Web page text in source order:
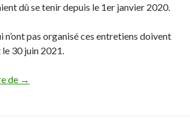
dû se tenir depuis le 1er janvier 2020.
n’ont pas organisé ces entretiens doivent
30 juin 2021.
de Les entretiens professionnels doivent
→